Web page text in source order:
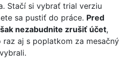
Stačí si vybrať trial verziu
sa pustiť do práce. Pred
nezabudnite zrušiť účet,
aj s poplatkom za mesačný